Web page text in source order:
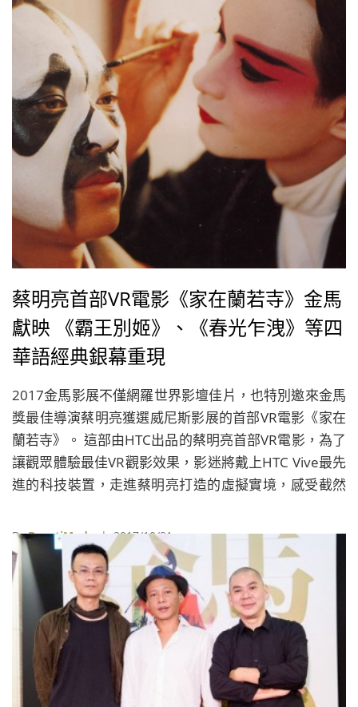
蔡明亮首部VR電影《家在蘭若寺》金馬
獻映 《霸王別姬》、《春光乍洩》等四
華語經典銀幕重現
2017金馬影展不僅網羅世界影壇佳片，也特別邀來金馬
獎最佳導演蔡明亮獲選威尼斯影展的首部VR電影《家在
蘭若寺》。 這部由HTC出品的蔡明亮首部VR電影，為了
讓觀眾體驗最佳VR觀影效果，影迷將戴上HTC Vive最先
進的科技裝置，走進蔡明亮打造的虛擬實境，感受截然
ByBeautiMode | 2017/10/21